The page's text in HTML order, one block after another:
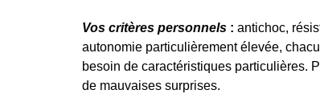
Vos critères personnels : antichoc,
autonomie particulièrement élevée,
besoin de caractéristiques particulières.
de mauvaises surprises.